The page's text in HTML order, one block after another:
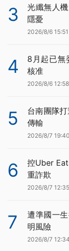
3
光纖無人
隱憂
2026/8/6 15:51
4
8月起已無
核准
2026/8/6 12:58
5
台南團隊
傳輸
2026/8/7 19:40
6
控Uber
重詐欺
2026/8/7 12:35
7
遭準國一
明風險
2026/8/7 12:34